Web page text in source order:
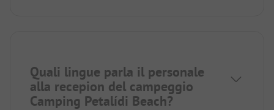
Quali lingue parla il personale
alla recepion del campeggio
Camping Petalídi Beach?